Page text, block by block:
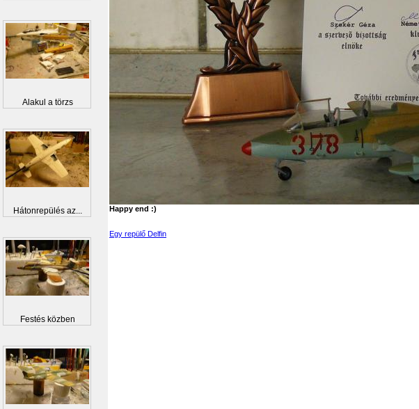
Happy end :)
Egy repülő Delfin
Alakul a törzs
Hátonrepülés az...
Festés közben